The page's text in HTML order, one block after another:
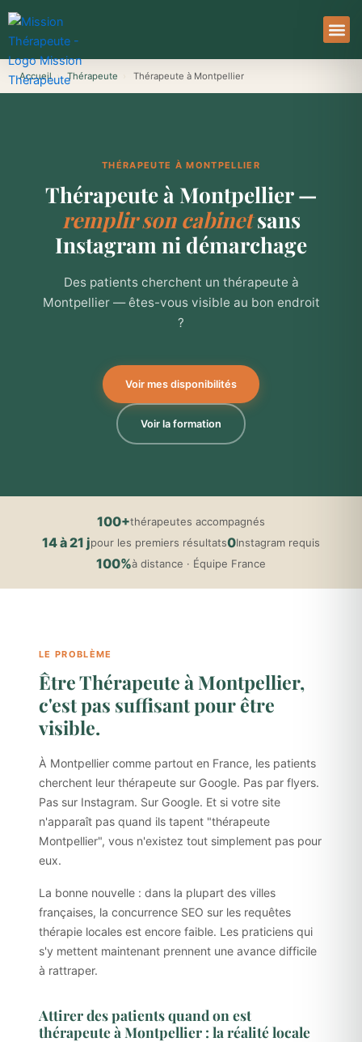
Aller
au
contenu
Accueil › Thérapeute Thérapeute à Montpellier
THÉRAPEUTE À MONTPELLIER
Thérapeute à Montpellier —
remplir son cabinetsans
Instagram ni démarchage
Des patients cherchent un thérapeute à
Montpellier — êtes-vous visible au bon endroit
?
Voir mes disponibilités
Voir la formation
100+thérapeutes accompagnés
14 à 21 jpour les premiers résultats0Instagram requis
100%à distance · Équipe France
LE PROBLÈME
Être Thérapeute à Montpellier,
c'est pas suffisant pour être
visible.
À Montpellier comme partout en France, les patients
cherchent leur thérapeute sur Google. Pas par flyers.
Pas sur Instagram. Sur Google. Et si votre site
n'apparaît pas quand ils tapent "thérapeute
Montpellier", vous n'existez tout simplement pas pour
eux.
La bonne nouvelle : dans la plupart des villes
françaises, la concurrence SEO sur les requêtes
thérapie locales est encore faible. Les praticiens qui
s'y mettent maintenant prennent une avance difficile
à rattraper.
Attirer des patients quand on est
thérapeute à Montpellier : la réalité locale